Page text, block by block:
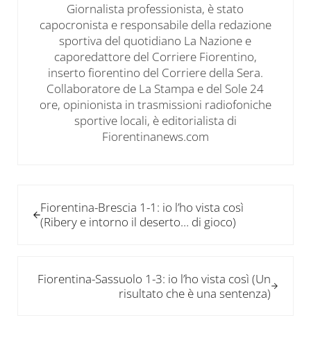
Giornalista professionista, è stato
capocronista e responsabile della redazione
sportiva del quotidiano La Nazione e
caporedattore del Corriere Fiorentino,
inserto fiorentino del Corriere della Sera.
Collaboratore de La Stampa e del Sole 24
ore, opinionista in trasmissioni radiofoniche
sportive locali, è editorialista di
Fiorentinanews.com
Fiorentina-Brescia 1-1: io l’ho vista così
(Ribery e intorno il deserto… di gioco)
Fiorentina-Sassuolo 1-3: io l’ho vista così (Un
risultato che è una sentenza)